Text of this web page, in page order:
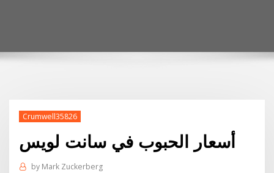
Crumwell35826
أسعار الحبوب في سانت لويس
by Mark Zuckerberg